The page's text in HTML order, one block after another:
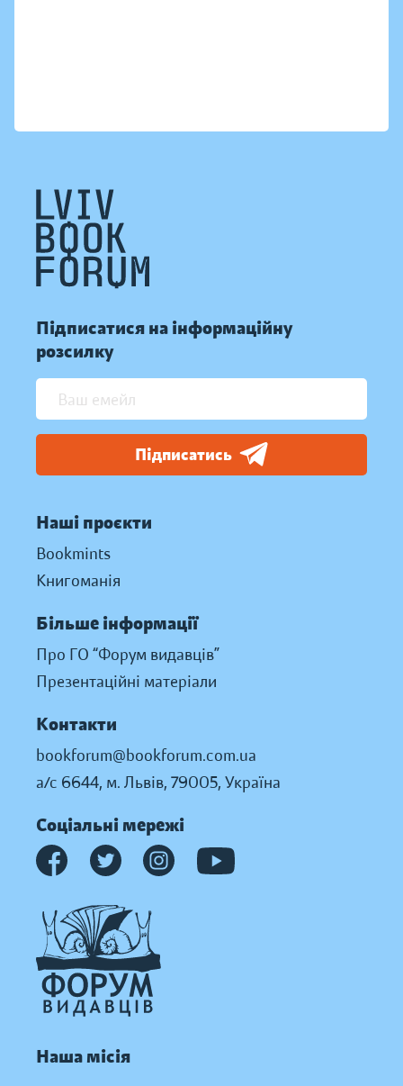
Підписатися на інформаційну
розсилку
Підписатись
Наші проєкти
Bookmints
Книгоманія
Більше інформації
Про ГО “Форум видавців”
Презентаційні матеріали
Контакти
bookforum@bookforum.com.ua
а/с 6644, м. Львів, 79005, Україна
Соціальні мережі
Наша місія